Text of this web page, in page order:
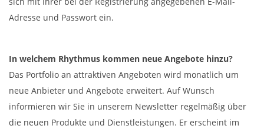
Adresse und Passwort ein.
In welchem Rhythmus kommen neue Angebote hinzu?
Das Portfolio an attraktiven Angeboten wird monatlich um
neue Anbieter und Angebote erweitert. Auf Wunsch
informieren wir Sie in unserem Newsletter regelmäßig über
die neuen Produkte und Dienstleistungen. Er erscheint im